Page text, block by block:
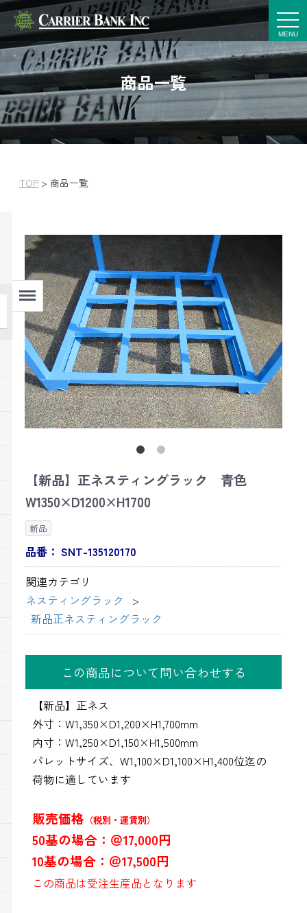
t
o
g
g
l
n
v
g
t
商品一覧
TOP > 商品一覧
Menu
【新品】正ネスティングラック 青色
W1350×D1200×H1700
新品
品番： SNT-135120170
関連カテゴリ
ネスティングラック
新品正ネスティングラック
この商品について問い合わせする
【新品】正ネス
外寸：W1,350×D1,200×H1,700mm
内寸：W1,250×D1,150×H1,500mm
パレットサイズ、W1,100×D1,100×H1,400位迄の
荷物に適しています
販売価格 （税別・運賃別）
50基の場合：＠17,000円
10基の場合：＠17,500円
この商品は受注生産品となります